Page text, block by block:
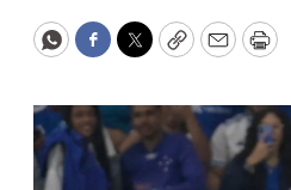
WhatsApp
Facebook
Twitter
CopyEmail